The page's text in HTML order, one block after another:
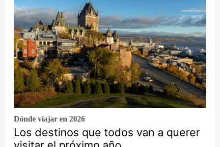
Dónde viajar en 2026
Los destinos que todos van a querer